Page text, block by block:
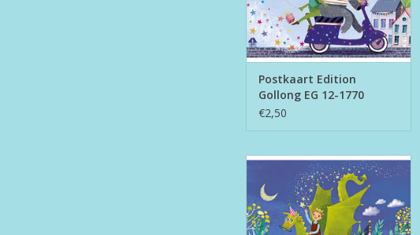
Postkaart Edition
Gollong EG 12-1770
€2,50
Postkaart Edition Gollong EG 12-
1903
TOEVOEGEN AAN WINKELWAGEN